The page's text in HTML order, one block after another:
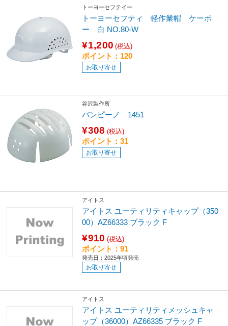
トーヨーセフテイー
トーヨーセフティ 軽作業帽 ケーボ
ー 白 NO.80-W
¥1,200 (税込)
ポイント：120
お取り寄せ
谷沢製作所
バンピーノ 1451
¥308 (税込)
ポイント：31
お取り寄せ
アイトス
アイトス ユーティリティキャップ（350
00）AZ66333 ブラック F
¥910 (税込)
ポイント：91
発売日：2025年頃発売
お取り寄せ
アイトス
アイトス ユーティリティメッシュキャ
ップ（36000）AZ66335 ブラック F